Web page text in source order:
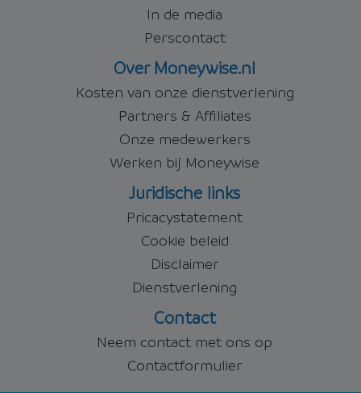
In de media
Perscontact
Over Moneywise.nl
Kosten van onze dienstverlening
Partners & Affiliates
Onze medewerkers
Werken bij Moneywise
Juridische links
Pricacystatement
Cookie beleid
Disclaimer
Dienstverlening
Contact
Neem contact met ons op
Contactformulier